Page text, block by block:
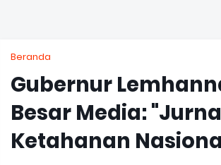
Beranda
Gubernur
Besar Media:
Ketahanan